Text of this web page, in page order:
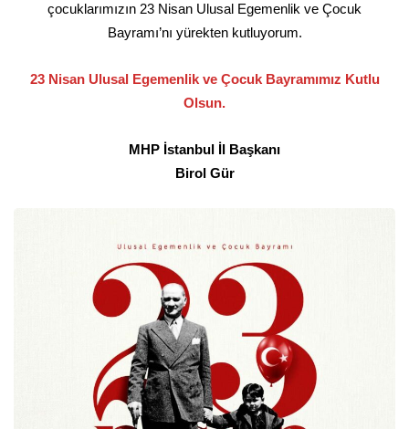
çocuklarımızın 23 Nisan Ulusal Egemenlik ve Çocuk
Bayramı’nı yürekten kutluyorum.
23 Nisan Ulusal Egemenlik ve Çocuk Bayramımız Kutlu
Olsun.
MHP İstanbul İl Başkanı
Birol Gür